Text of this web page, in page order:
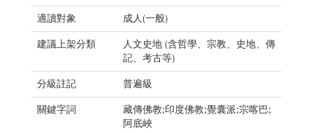
適讀對象 成人(一般)
建議上架分類
人文史地 (含哲學、宗教、史地、傳
記、考古等)
分級註記 普遍級
關鍵字詞
藏傳佛教;印度佛教;覺囊派;宗喀巴;
阿底峽